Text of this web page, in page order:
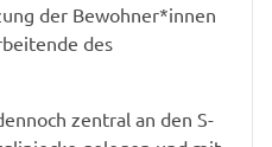
der Bewohner*innen
des
zentral an den S-